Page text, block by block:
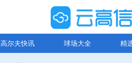
高尔夫快讯 球场大全 精